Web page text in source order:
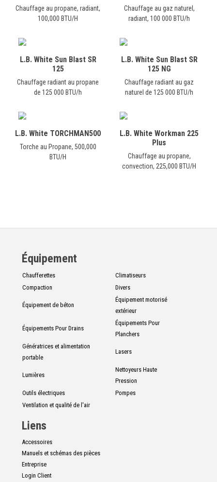
Chauffage au propane, radiant,
100,000 BTU/H
Chauffage au gaz naturel,
radiant, 100 000 BTU/h
L.B. White Sun Blast SR
125
Chauffage radiant au propane
de 125 000 BTU/h
L.B. White Sun Blast SR
125 NG
Chauffage radiant au gaz
naturel de 125 000 BTU/h
L.B. White TORCHMAN500
Torche au Propane, 500,000
BTU/H
L.B. White Workman 225
Plus
Chauffage au propane,
convection, 225,000 BTU/H
Équipement
Chaufferettes
Climatiseurs
Compaction
Divers
Équipement de béton
Équipement motorisé
extérieur
Équipements Pour Drains
Équipements Pour
Planchers
Génératrices et alimentation
portable
Lasers
Lumières
Nettoyeurs Haute
Pression
Outils électriques
Pompes
Ventilation et qualité de l'air
Liens
Accessoires
Manuels et schémas des pièces
Entreprise
Login Client